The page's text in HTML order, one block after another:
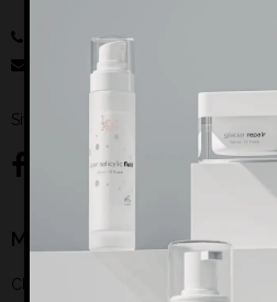
salg@abeauty.dk
Sitemap
Mærker
Clean & easy